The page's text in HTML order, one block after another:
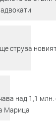
струва
над 1,1 млн.
Марица